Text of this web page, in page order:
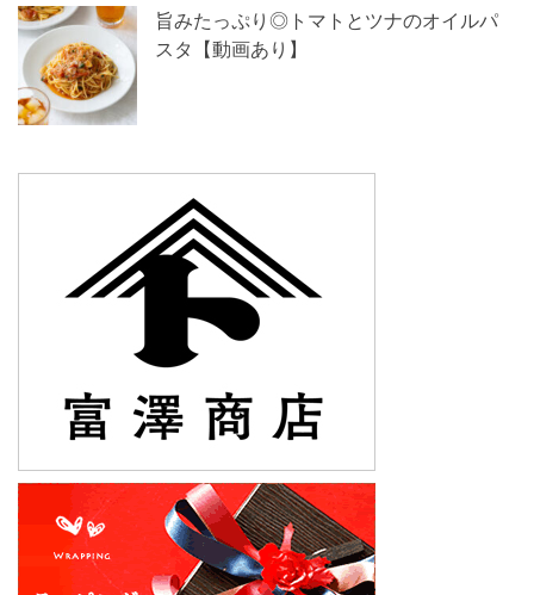
旨みたっぷり◎トマトとツナのオイルパ
スタ【動画あり】